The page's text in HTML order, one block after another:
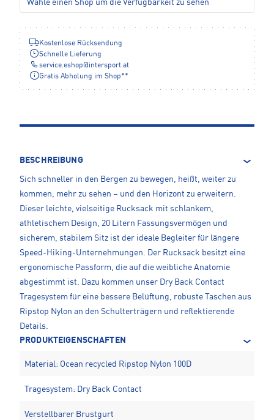
Wähle einen Shop um die Verfügbarkeit zu sehen
Kostenlose Rücksendung
Schnelle Lieferung
service.eshop@ intersport.at
Gratis Abholung im Shop**
BESCHREIBUNG
Sich schneller in den Bergen zu bewegen, heißt, weiter zu
kommen, mehr zu sehen – und den Horizont zu erweitern.
Dieser leichte, vielseitige Rucksack mit schlankem,
athletischem Design, 20 Litern Fassungsvermögen und
sicherem, stabilem Sitz ist der ideale Begleiter für längere
Speed-Hiking-Unternehmungen. Der Rucksack besitzt eine
ergonomische Passform, die auf die weibliche Anatomie
abgestimmt ist. Dazu kommen unser Dry Back Contact
Tragesystem für eine bessere Belüftung, robuste Taschen aus
Ripstop Nylon an den Schulterträgern und reflektierende
Details.
PRODUKTEIGENSCHAFTEN
Material: Ocean recycled Ripstop Nylon 100D
Tragesystem: Dry Back Contact
Verstellbarer Brustgurt